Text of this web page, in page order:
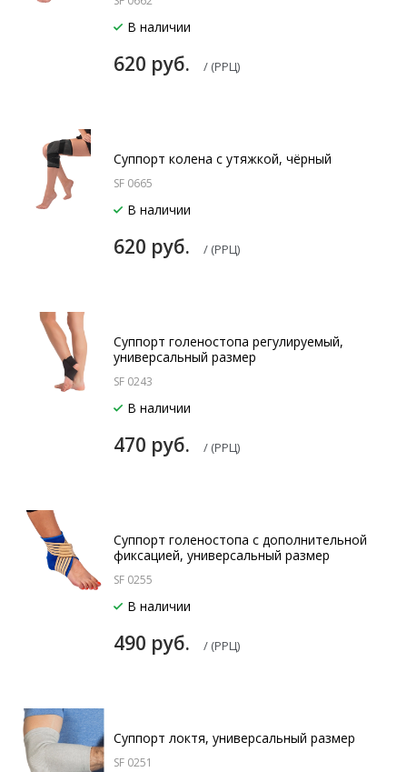
В наличии
620 руб. / (РРЦ)
Суппорт колена с утяжкой, чёрный
SF 0665
В наличии
620 руб. / (РРЦ)
Суппорт голеностопа регулируемый,
универсальный размер
SF 0243
В наличии
470 руб. / (РРЦ)
Суппорт голеностопа с дополнительной
фиксацией, универсальный размер
SF 0255
В наличии
490 руб. / (РРЦ)
Суппорт локтя, универсальный размер
SF 0251